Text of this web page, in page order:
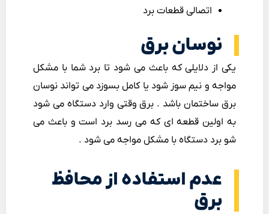
اتصالی قطعات برد
نوسان برق
یکی از دلایلی که باعث می شود تا برد شما با مشکل
مواجه و نیم سوز شود یا کامل بسوزد می تواند نوسان
برق ساختمان باشد . برق وقتی وارد دستگاه می شود
به اولین قطعه ای که می رسد برد است و باعث می
شو برد دستگاه با مشکل مواجه می شود .
عدم استفاده از محافظ
برق